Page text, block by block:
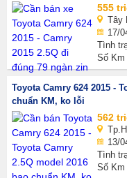
555
Tây
17/
Tình
Số Km
Toyota Camry 624 2015 -
chuẩn KM, ko lỗi
562
13/
Tình
Số Km